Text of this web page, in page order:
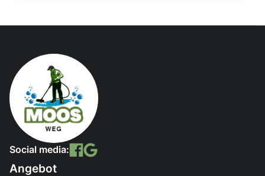
Social media:
Angebot